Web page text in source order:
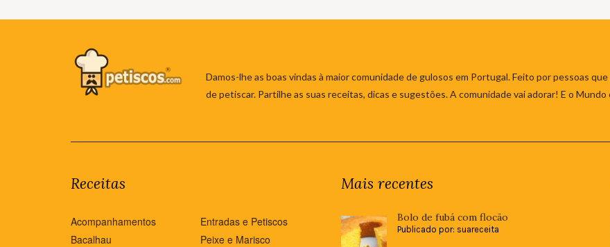
Damos-lhe as boas vindas à maior comunidade de gulosos em Portugal. Feito por pessoas
de petiscar. Partilhe as suas receitas, dicas e sugestões. A comunidade vai adorar! E o
Receitas
Acompanhamentos
Bacalhau
Entradas e Petiscos
Peixe e Marisco
Mais recentes
Bolo de fubá com flocão
Publicado por: suareceita